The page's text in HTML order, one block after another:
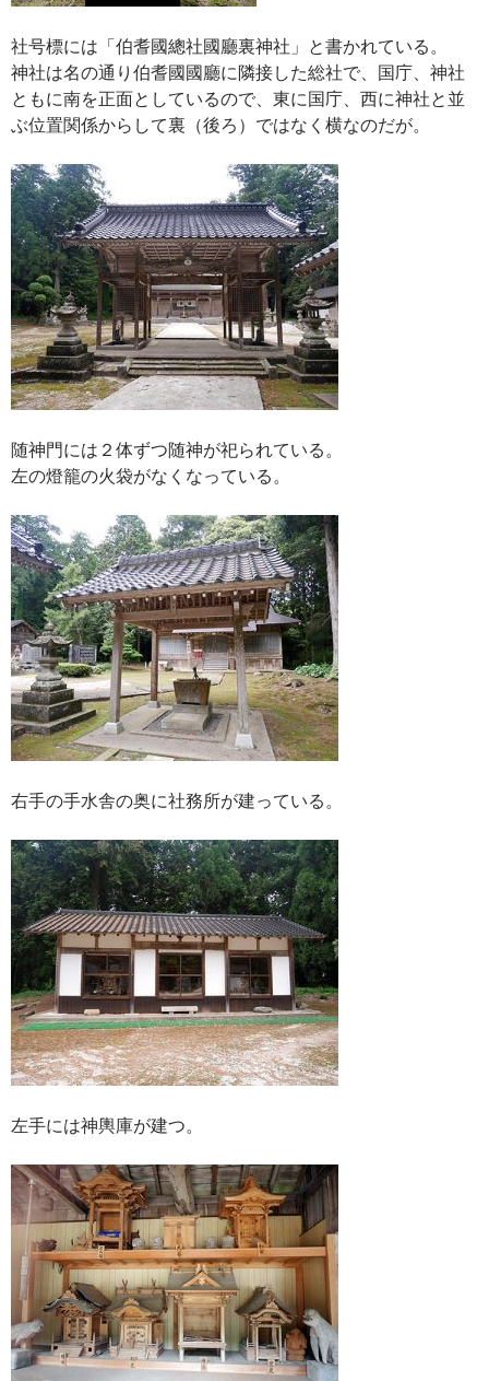
社号標には「伯耆國總社國廳裏神社」と書かれている。
神社は名の通り伯耆國國廳に隣接した総社で、国庁、神社
ともに南を正面としているので、東に国庁、西に神社と並
ぶ位置関係からして裏（後ろ）ではなく横なのだが。
随神門には２体ずつ随神が祀られている。
左の燈籠の火袋がなくなっている。
右手の手水舎の奥に社務所が建っている。
左手には神輿庫が建つ。